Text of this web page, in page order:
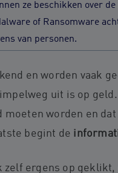
ze beschikken over
of Ransomware
van personen.
en worden vaak
uit is op geld.
worden en
begint de
ergens op